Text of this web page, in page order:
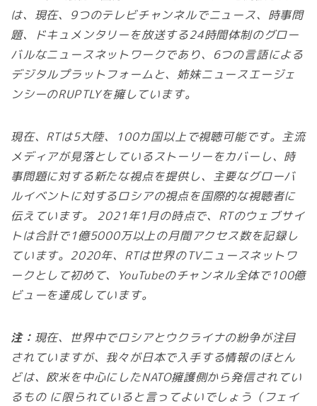
は、現在、9つのテレビチャンネルでニュース、時事問
題、ドキュメンタリーを放送する24時間体制のグロー
バルなニュースネットワークであり、6つの言語による
デジタルプラットフォームと、姉妹ニュースエージェ
ンシーのRUPTLYを擁しています。
現在、RTは5大陸、100カ国以上で視聴可能です。主流
メディアが見落としているストーリーをカバーし、時
事問題に対する新たな視点を提供し、主要なグローバ
ルイベントに対するロシアの視点を国際的な視聴者に
伝えています。 2021年1月の時点で、RTのウェブサイ
トは合計で1億5000万以上の月間アクセス数を記録し
ています。2020年、RTは世界のTVニュースネットワ
ークとして初めて、YouTubeのチャンネル全体で100億
ビューを達成しています。
注： 現在、世界中でロシアとウクライナの紛争が注目
されていますが、我々が日本で入手する情報のほとん
どは、欧米を中心にしたNATO擁護側から発信されてい
るもの に限られていると言ってよいでしょう（フェイ